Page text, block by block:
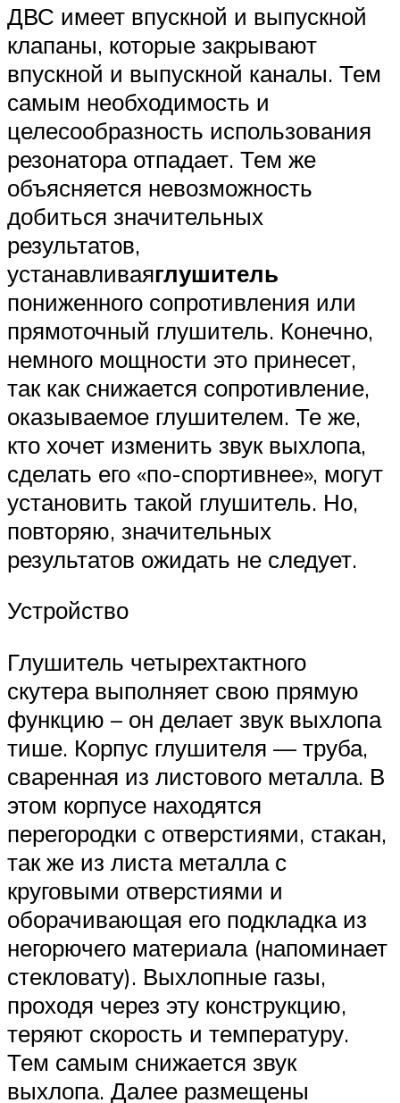
ДВС имеет впускной и выпускной
клапаны, которые закрывают
впускной и выпускной каналы. Тем
самым необходимость и
целесообразность использования
резонатора отпадает. Тем же
объясняется невозможность
добиться значительных
результатов,
устанавливаяглушитель
пониженного сопротивления или
прямоточный глушитель. Конечно,
немного мощности это принесет,
так как снижается сопротивление,
оказываемое глушителем. Те же,
кто хочет изменить звук выхлопа,
сделать его «по-спортивнее», могут
установить такой глушитель. Но,
повторяю, значительных
результатов ожидать не следует.
Устройство
Глушитель четырехтактного
скутера выполняет свою прямую
функцию – он делает звук выхлопа
тише. Корпус глушителя — труба,
сваренная из листового металла. В
этом корпусе находятся
перегородки с отверстиями, стакан,
так же из листа металла с
круговыми отверстиями и
оборачивающая его подкладка из
негорючего материала (напоминает
стекловату). Выхлопные газы,
проходя через эту конструкцию,
теряют скорость и температуру.
Тем самым снижается звук
выхлопа. Далее размещены